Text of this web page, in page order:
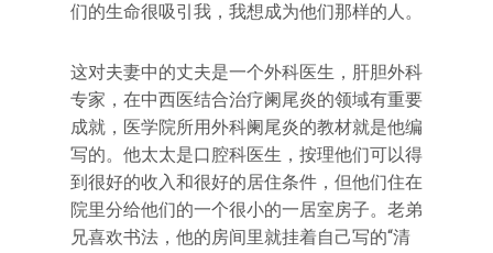
们的生命很吸引我，我想成为他们那样的人。
这对夫妻中的丈夫是一个外科医生，肝胆外科
专家，在中西医结合治疗阑尾炎的领域有重要
成就，医学院所用外科阑尾炎的教材就是他编
写的。他太太是口腔科医生，按理他们可以得
到很好的收入和很好的居住条件，但他们住在
院里分给他们的一个很小的一居室房子。老弟
兄喜欢书法，他的房间里就挂着自己写的“清